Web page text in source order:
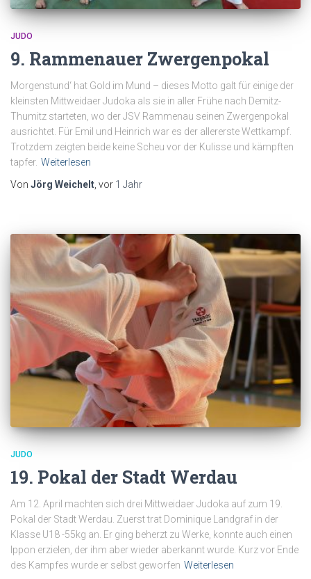
JUDO
9. Rammenauer Zwergenpokal
Morgenstund‘ hat Gold im Mund – dieses Motto galt für einige der
kleinsten Mittweidaer Judoka als sie in aller Frühe nach Demitz-
Thumitz starteten, wo der JSV Rammenau seinen Zwergenpokal
ausrichtet. Für Emil und Heinrich war es der allererste Wettkampf.
Trotzdem zeigten beide keine Scheu vor der Kulisse und kämpften
tapfer. Weiterlesen
Von Jörg Weichelt , vor 1 Jahr
JUDO
19. Pokal der Stadt Werdau
Am 12. April machten sich drei Mittweidaer Judoka auf zum 19.
Pokal der Stadt Werdau. Zuerst trat Dominique Landgraf in der
Klasse U18 -55kg an. Er ging beherzt zu Werke, konnte auch einen
Ippon erzielen, der ihm aber wieder aberkannt wurde. Kurz vor Ende
des Kampfes wurde er selbst geworfen Weiterlesen